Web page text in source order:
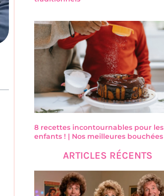
8 recettes incontournables pour les
enfants ! | Nos meilleures bouchées
ARTICLES RÉCENTS